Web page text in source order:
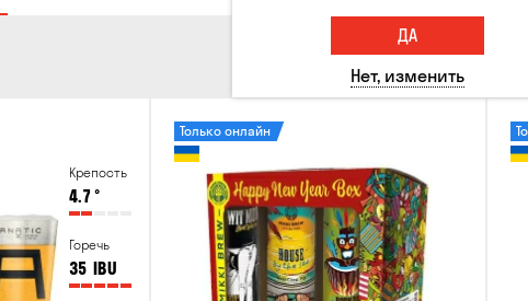
Крепость
4.7°
Горечь
35 IBU
Только онлайн
ДА
Нет, изменить